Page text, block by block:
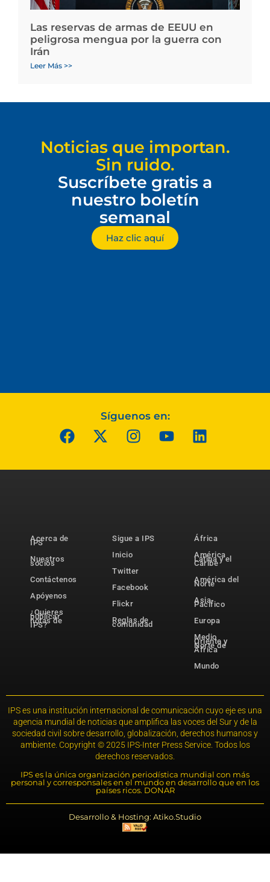
Las reservas de armas de EEUU en
peligrosa mengua por la guerra con
Irán
Leer Más >>
Noticias que importan.
Sin ruido.
Suscríbete gratis a
nuestro boletín
semanal
Haz clic aquí
Síguenos en:
Acerca de
IPS
Nuestros
socios
Contáctenos
Apóyenos
¿Quieres
publicar
notas de
IPS?
Sigue a IPS
Inicio
Twitter
Facebook
Flickr
Reglas de
comunidad
África
América
Latina y el
Caribe
América del
Norte
Asia-
Pacífico
Europa
Medio
Oriente y
Norte de
África
Mundo
IPS es una institución internacional de comunicación cuyo eje es una
agencia mundial de noticias que amplifica las voces del Sur y de la
sociedad civil sobre desarrollo, globalización, derechos humanos y
ambiente. Copyright © 2025 IPS-Inter Press Service. Todos los
derechos reservados.
IPS es la única organización periodística mundial con más
personal y corresponsales en el mundo en desarrollo que en los
países ricos. DONAR
Desarrollo & Hosting: Atiko.Studio